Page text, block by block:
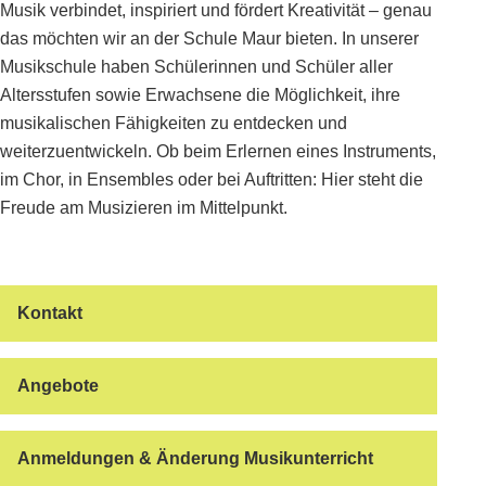
Musik verbindet, inspiriert und fördert Kreativität – genau
das möchten wir an der Schule Maur bieten. In unserer
Musikschule haben Schülerinnen und Schüler aller
Altersstufen sowie Erwachsene die Möglichkeit, ihre
musikalischen Fähigkeiten zu entdecken und
weiterzuentwickeln. Ob beim Erlernen eines Instruments,
im Chor, in Ensembles oder bei Auftritten: Hier steht die
Freude am Musizieren im Mittelpunkt.
Kontakt
Angebote
Anmeldungen & Änderung Musikunterricht